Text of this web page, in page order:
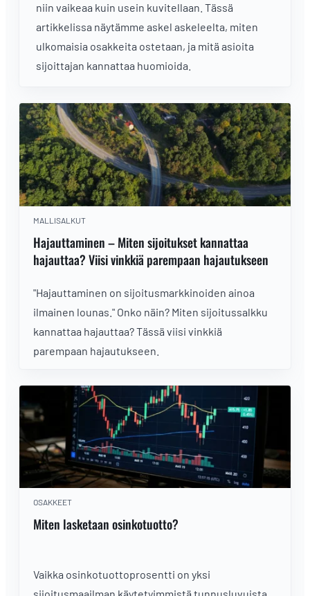
niin vaikeaa kuin usein kuvitellaan. Tässä
artikkelissa näytämme askel askeleelta, miten
ulkomaisia osakkeita ostetaan, ja mitä asioita
sijoittajan kannattaa huomioida.
MALLISALKUT
Hajauttaminen – Miten sijoitukset kannattaa
hajauttaa? Viisi vinkkiä parempaan hajautukseen
"Hajauttaminen on sijoitusmarkkinoiden ainoa
ilmainen lounas." Onko näin? Miten sijoitussalkku
kannattaa hajauttaa? Tässä viisi vinkkiä
parempaan hajautukseen.
OSAKKEET
Miten lasketaan osinkotuotto?
Vaikka osinkotuottoprosentti on yksi